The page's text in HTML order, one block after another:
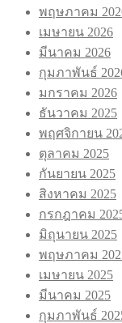
พฤษภาคม
เมษายน 2026
มีนาคม 2026
กุมภาพันธ์
มกราคม 2026
ธันวาคม 2025
พฤศจิกายน
ตุลาคม 2025
กันยายน 2025
สิงหาคม 2025
กรกฎาคม
มิถุนายน 2025
พฤษภาคม
เมษายน 2025
มีนาคม 2025
กุมภาพันธ์